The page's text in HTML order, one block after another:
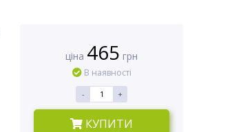
ціна 465 грн
В наявності
- +
КУПИТИ